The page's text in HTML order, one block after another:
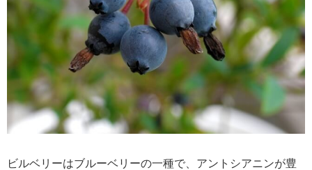
ビルベリーはブルーベリーの一種で、アントシアニンが豊